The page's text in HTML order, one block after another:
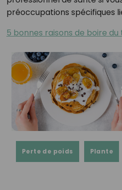
préoccupations spécifiques
5 bonnes raisons de boire
Perte de poids Plante